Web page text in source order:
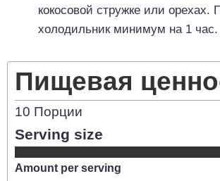
кокосовой стружке или орехах.
холодильник минимум на 1 час.
Пищевая
10 Порции
Serving size
Amount per serving